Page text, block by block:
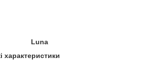
Luna
характеристики